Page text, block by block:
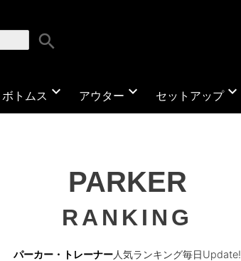
search
ボトムス expand_more アウター expand_more セットアップexpand_more
PARKER
RANKING
パーカー・トレーナー人気ランキング毎日Update!